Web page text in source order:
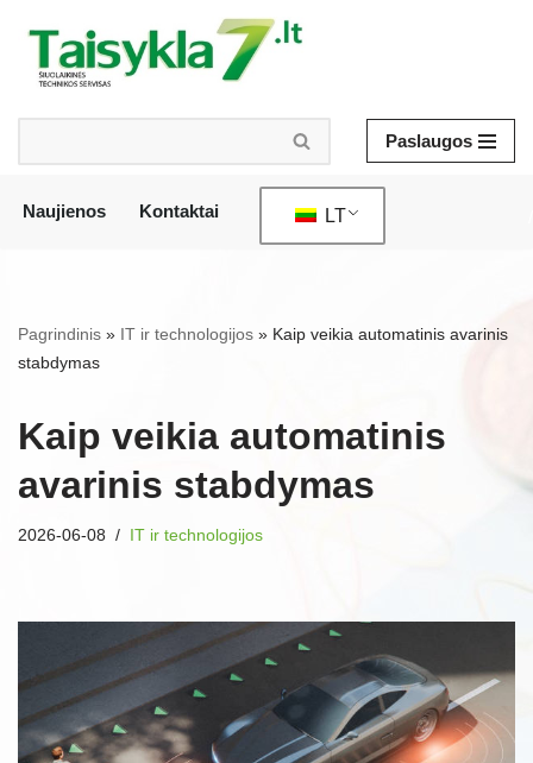
Pereiti
prie
turinio
Paslaugos
Naujienos Kontaktai LT
Pagrindinis » IT ir technologijos » Kaip veikia automatinis avarinis
stabdymas
Kaip veikia automatinis
avarinis stabdymas
2026-06-08 IT ir technologijos